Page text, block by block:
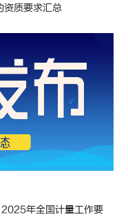
资质要求汇总
年全国计量工作要